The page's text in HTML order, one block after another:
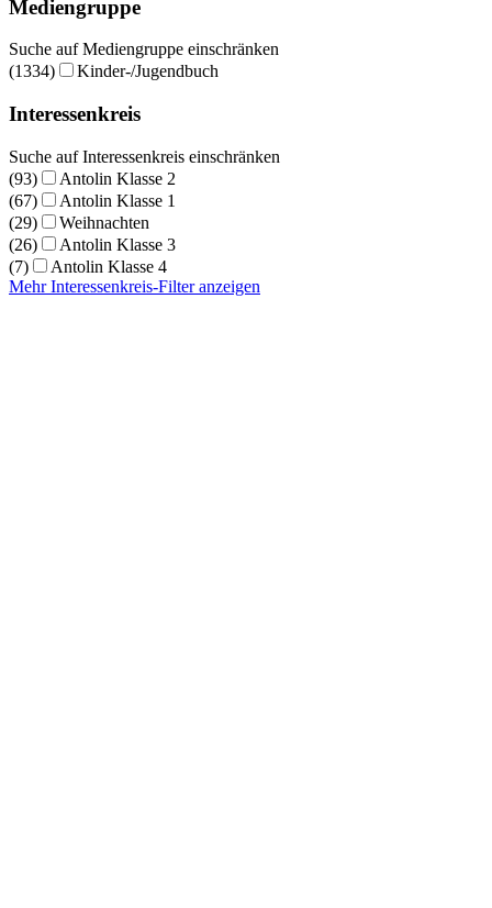
Mediengruppe
Suche auf Mediengruppe einschränken
(1334)
Kinder-/Jugendbuch
Interessenkreis
Suche auf Interessenkreis einschränken
(93)
Antolin Klasse 2
(67)
Antolin Klasse 1
(29)
Weihnachten
(26)
Antolin Klasse 3
(7)
Antolin Klasse 4
Mehr Interessenkreis-Filter anzeigen